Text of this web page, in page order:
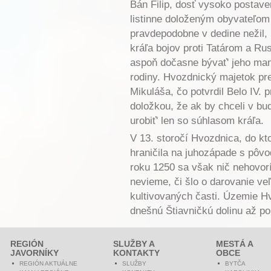
Bán Filip, dosť vysoko
listinne doloženým
pravdepodobne v dedine
kráľa bojov proti Tatárom a
aspoň dočasne bývať' jeho
rodiny. Hvozdnický majetok
Mikuláša, čo potvrdil Belo IV.
doložkou, že ak by chceli v
urobiť' len so súhlasom kráľa.
V 13. storočí Hvozdnica, do
hraničila na juhozápade s
roku 1250 sa však nič
nevieme, či šlo o darovanie
kultivovaných časti. Územie
dnešnú Štiavničkú dolinu až
REGIÓN
JAVORNÍKY
REGIÓN AKTUÁLNE
SLUŽBY A
KONTAKTY
SLUŽBY
MESTÁ A
OBCE
BYTČA